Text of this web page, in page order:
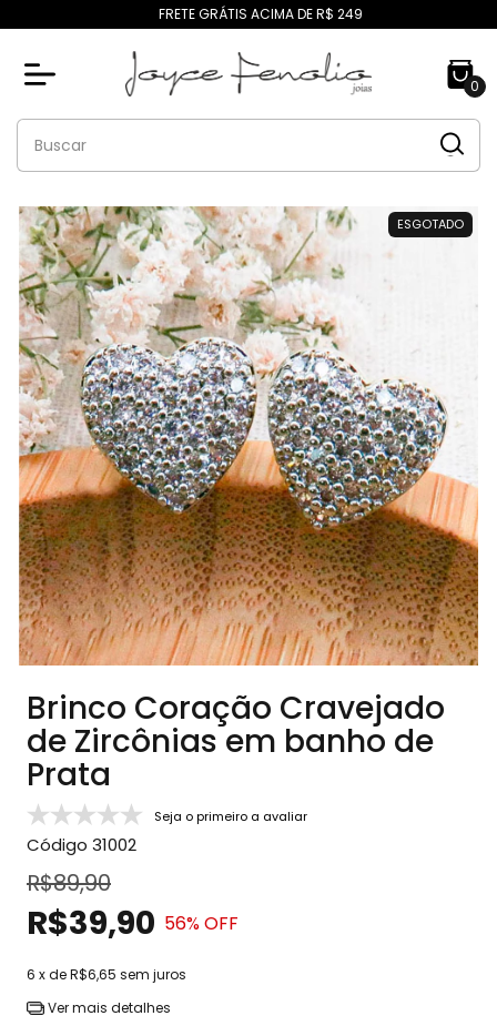
FRETE GRÁTIS ACIMA DE R$ 249
0
ESGOTADO
Brinco Coração Cravejado
de Zircônias em banho de
Prata
Seja o primeiro a avaliar
Código 31002
R$89,90
R$39,90 56% OFF
6 x deR$6,65 sem juros
Ver mais detalhes